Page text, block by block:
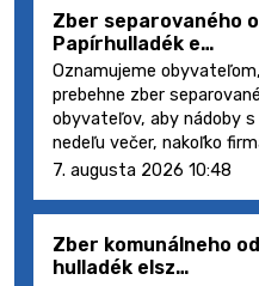
Zber separovaného
Papírhulladék e…
Oznamujeme
prebehne zber
obyvateľov, aby nádoby
nedeľu večer, nakoľko
7. augusta 2026 10:48
Zber komunálneho
hulladék elsz…